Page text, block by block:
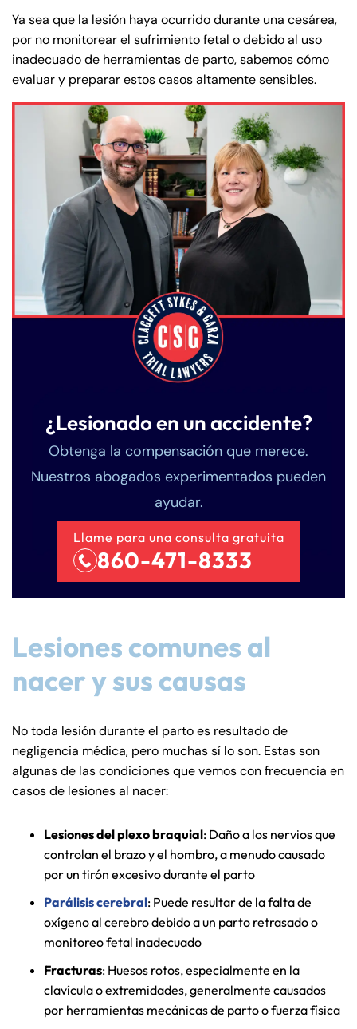
Ya sea que la lesión haya ocurrido durante una cesárea,
por no monitorear el sufrimiento fetal o debido al uso
inadecuado de herramientas de parto, sabemos cómo
evaluar y preparar estos casos altamente sensibles.
¿Lesionado en un accidente?
Obtenga la compensación que merece.
Nuestros abogados experimentados pueden
ayudar.
Llame para una consulta gratuita
860-471-8333
Lesiones comunes al
nacer y sus causas
No toda lesión durante el parto es resultado de
negligencia médica, pero muchas sí lo son. Estas son
algunas de las condiciones que vemos con frecuencia en
casos de lesiones al nacer:
Lesiones del plexo braquial: Daño a los nervios que
controlan el brazo y el hombro, a menudo causado
por un tirón excesivo durante el parto
Parálisis cerebral: Puede resultar de la falta de
oxígeno al cerebro debido a un parto retrasado o
monitoreo fetal inadecuado
Fracturas: Huesos rotos, especialmente en la
clavícula o extremidades, generalmente causados
por herramientas mecánicas de parto o fuerza física